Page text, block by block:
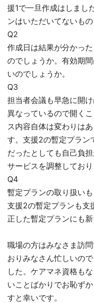
援1で一旦作成はしまし
ンはいただいてないもの
Q2
作成日は結果が分かっ
のでしょうか。有効期
いのでしょうか。
Q3
担当者会議も早急に開
異なっているので開く
ス内容自体は変わりは
す。支援2の暫定プラン
だったとしても自己負
サービスを調整しており
Q4
暫定プランの取り扱い
支援2の暫定プランも支
正した暫定プランにも
職場の方はみなさま訪
おりみなさん忙しいの
した。ケアマネ資格も
いことばかりでお恥ず
すと幸いです。